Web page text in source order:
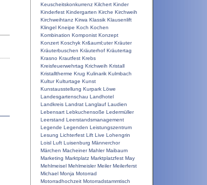
Keuscheitskonkurrenz Kilchert Kinder
Kinderfest Kindergarten Kirche Kirchweih
Kirchweihtanz Kirwa Klassik Klausenlift
Klingel Kneipe Koch Kochen
Kombination Komponist Konzept
Konzert Koschyk Kr&auml;uter Kräuter
Kräuterbuschen Kräuterhof Kräutertag
Krasno Krautfest Krebs
Kreisfeuerwehrtag Krichweih Kristall
Kristalltherme Krug Kulinarik Kulmbach
Kultur Kulturtage Kunst
Kunstausstellung Kurpark Löwe
Landesgartenschau Landhotel
Landkreis Landrat Langlauf Laudien
Lebensart Lebkuchensoße Ledermüller
Leerstand Leerstandsmanagement
Legende Legenden Leistungszentrum
Lesung Lichterfest Lift Live Lohengrin
Loisl Luft Luisenburg Männerchor
Märchen Macheiner Mahler Maibaum
Marketing Marktplatz Marktplatzfest May
Mehlmeisel Mehlmeisler Meiler Meilerferst
Michael Monja Motorrad
Motorradhochzeit Motorradstammtisch